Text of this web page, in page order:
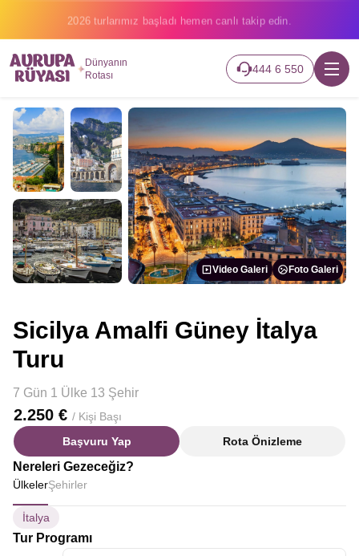
2026 turlarımız başladı hemen canlı takip edin.
Dünyanın
Rotası
444 6 550
Video Galeri Foto Galeri
Sicilya Amalfi Güney İtalya
Turu
7 Gün 1 Ülke 13 Şehir
2.250 € / Kişi Başı
Başvuru Yap
Rota Önizleme
Nereleri Gezeceğiz?
ÜlkelerŞehirler
İtalya
Tur Programı